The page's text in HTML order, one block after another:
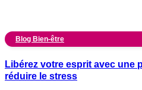
Blog Bien-être
Libérez votre esprit avec une
réduire le stress